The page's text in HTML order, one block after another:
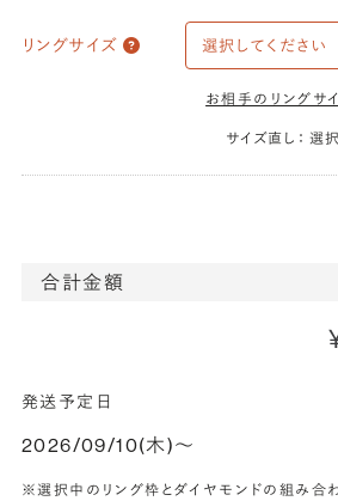
リングサイズ
お相手のリングサ
サイズ直し： 選
合計金額
発送予定日
2026/09/10(木)〜
※選択中のリング枠とダイヤモンドの組み合